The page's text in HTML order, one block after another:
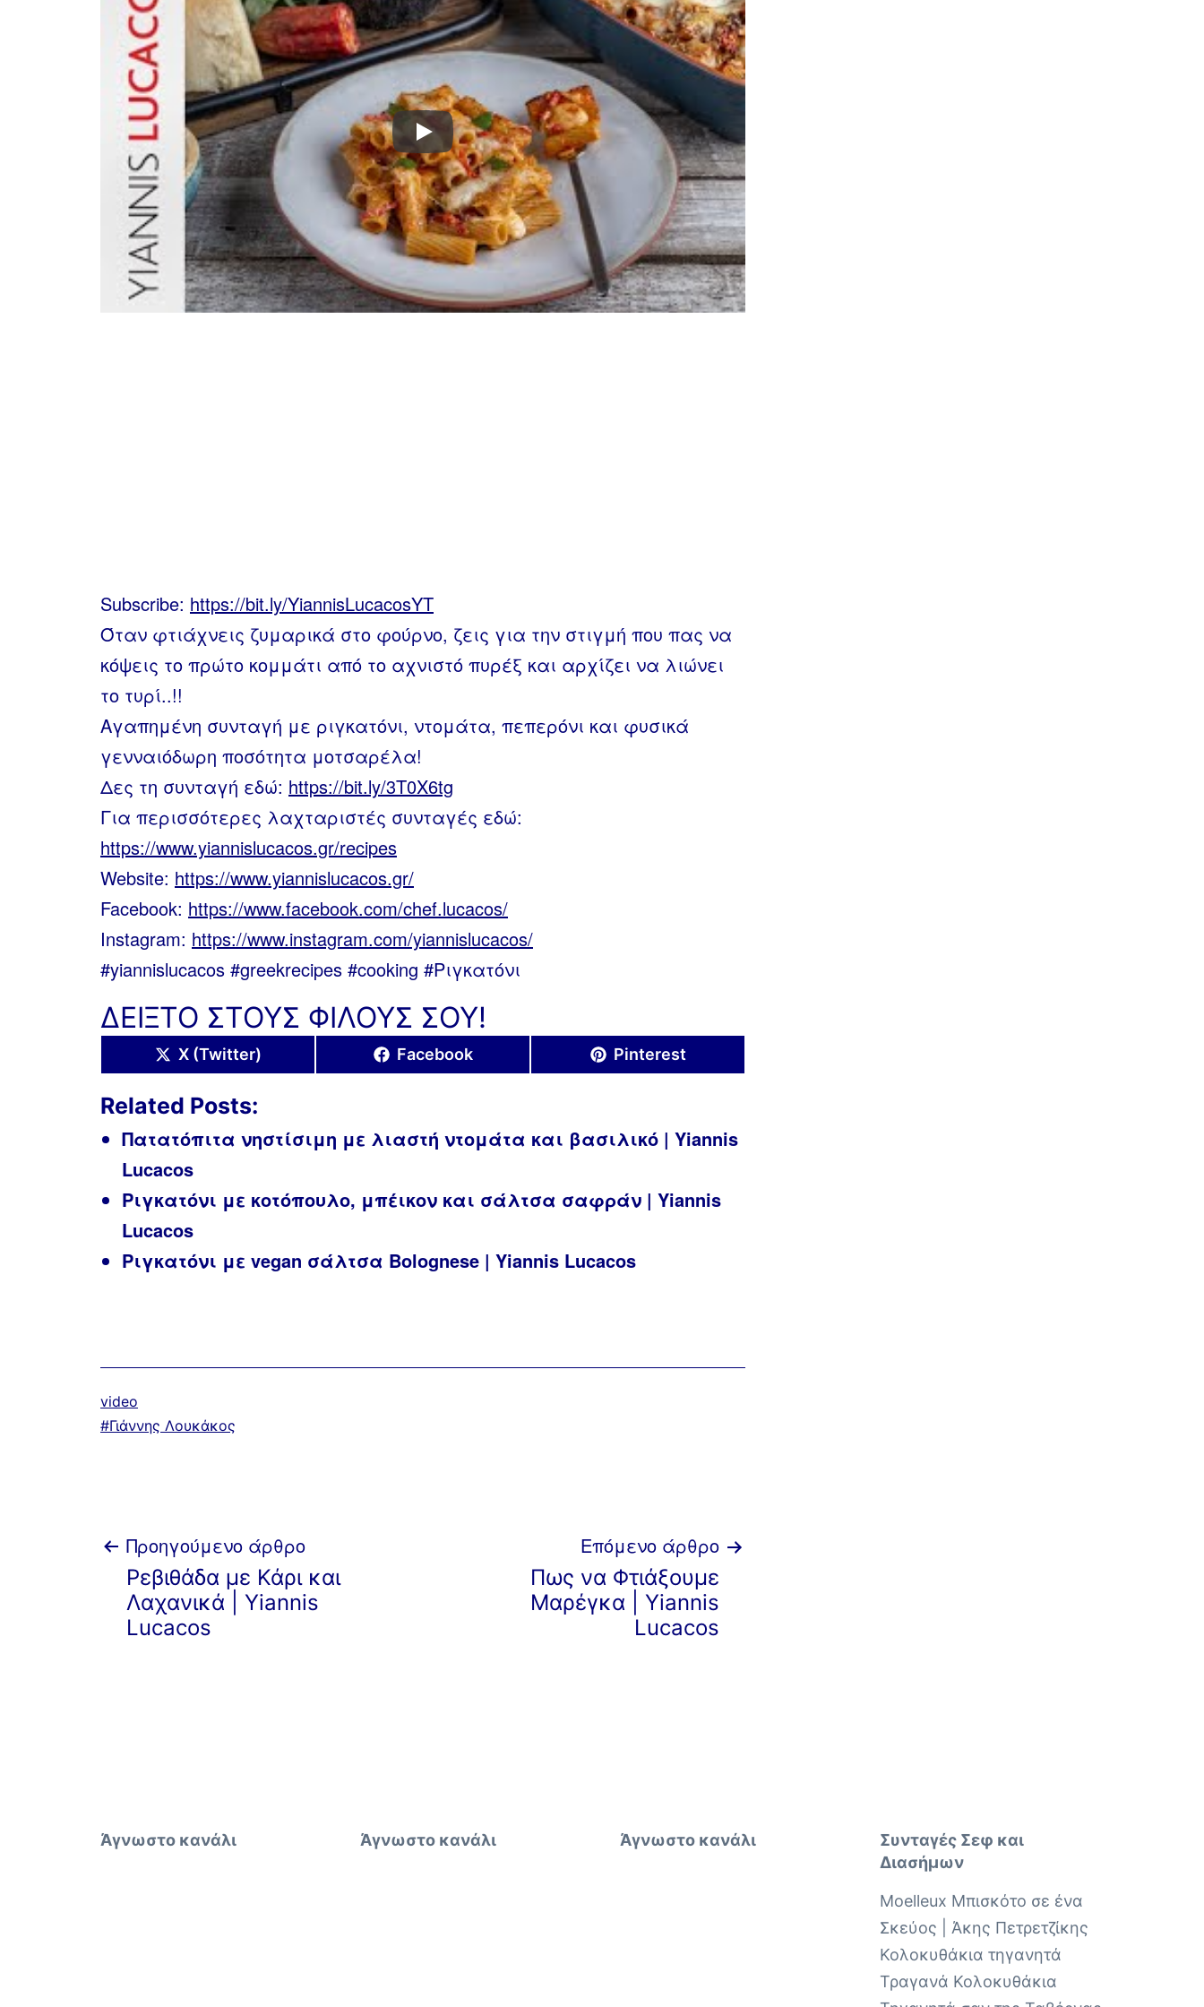
Subscribe: https://bit.ly/YiannisLucacosYT
Όταν φτιάχνεις ζυμαρικά στο φούρνο, ζεις για την στιγμή που πας να
κόψεις το πρώτο κομμάτι από το αχνιστό πυρέξ και αρχίζει να λιώνει
το τυρί..!!
Αγαπημένη συνταγή με ριγκατόνι, ντομάτα, πεπερόνι και φυσικά
γενναιόδωρη ποσότητα μοτσαρέλα!
Δες τη συνταγή εδώ: https://bit.ly/3T0X6tg
Για περισσότερες λαχταριστές συνταγές εδώ:
https://www.yiannislucacos.gr/recipes
Website: https://www.yiannislucacos.gr/
Facebook: https://www.facebook.com/chef.lucacos/
Instagram: https://www.instagram.com/yiannislucacos/
#yiannislucacos #greekrecipes #cooking #Ριγκατόνι
ΔΕΙΞΤΟ ΣΤΟΥΣ ΦΙΛΟΥΣ ΣΟΥ!
Share
on
X (Twitter)
Share
on
Facebook
Share
on
Pinterest
Related Posts:
Πατατόπιτα νηστίσιμη με λιαστή ντομάτα και βασιλικό | Yiannis
Lucacos
Ριγκατόνι με κοτόπουλο, μπέικον και σάλτσα σαφράν | Yiannis
Lucacos
Ριγκατόνι με vegan σάλτσα Bolognese | Yiannis Lucacos
Κατηγοριοποιημένα
ως
video
ΜεΓιάννης Λουκάκος
Πλοήγηση
άρθρων
Προηγούμενο άρθρο
Ρεβιθάδα με Κάρι και
Λαχανικά | Yiannis
Lucacos
Επόμενο άρθρο
Πως να Φτιάξουμε
Μαρέγκα | Yiannis
Lucacos
Άγνωστο κανάλι Άγνωστο κανάλι Άγνωστο κανάλι
Συνταγές Σεφ και
Διασήμων
Moelleux Μπισκότο σε ένα
Σκεύος | Άκης Πετρετζίκης
Κολοκυθάκια τηγανητά
Τραγανά Κολοκυθάκια